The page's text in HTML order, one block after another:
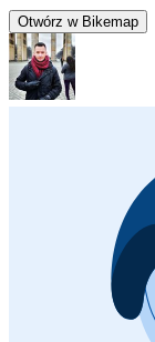
Otwórz w Bikemap